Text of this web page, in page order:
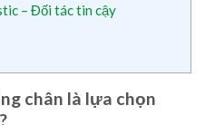
– Đối tác tin cậy
chân là lựa chọn